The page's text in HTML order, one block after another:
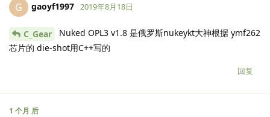
G gaoyf1997 2019年8月18日
C_Gear
Nuked OPL3 v1.8 是俄罗斯nukeykt大神根据 ymf262
芯片的 die-shot用C++写的
回复
1 个月 后